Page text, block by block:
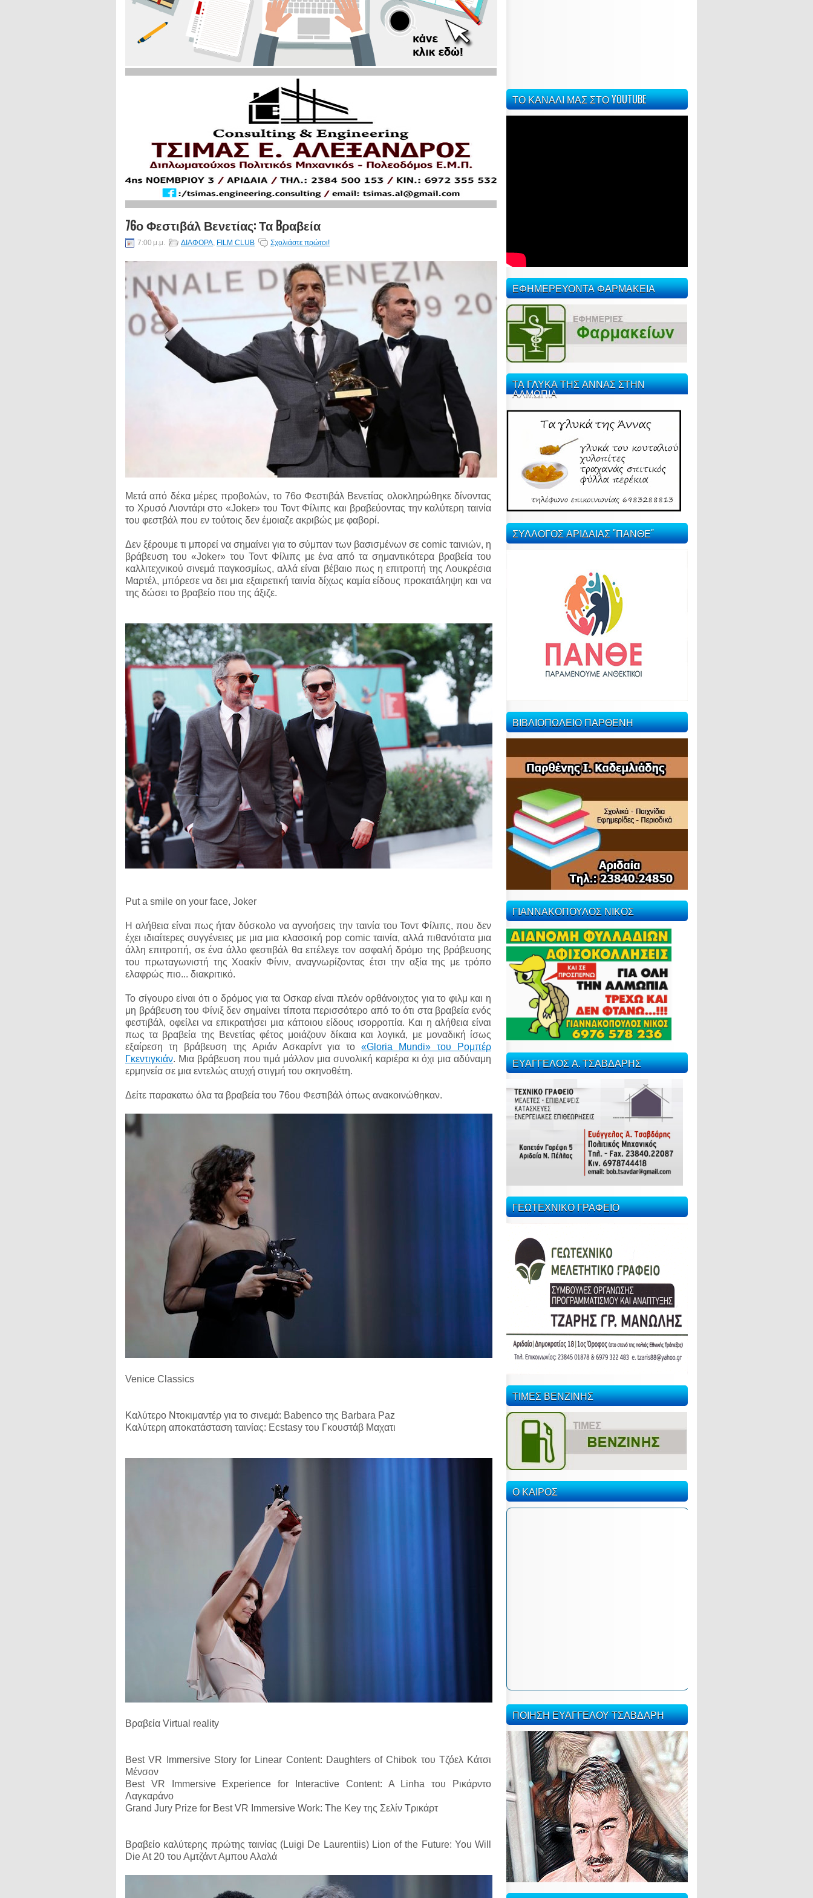
76ο Φεστιβάλ Βενετίας: Τα Bραβεία
7:00 μ.μ. ΔΙΑΦΟΡΑ, FILM CLUB Σχολιάστε πρώτοι!
Μετά από δέκα μέρες προβολών, το 76ο Φεστιβάλ Βενετίας ολοκληρώθηκε δίνοντας
το Χρυσό Λιοντάρι στο «Joker» του Τοντ Φίλιπς και βραβεύοντας την καλύτερη ταινία
του φεστβάλ που εν τούτοις δεν έμοιαζε ακριβώς με φαβορί.
Δεν ξέρουμε τι μπορεί να σημαίνει για το σύμπαν των βασισμένων σε comic ταινιών, η
βράβευση του «Joker» του Τοντ Φίλιπς με ένα από τα σημαντικότερα βραβεία του
καλλιτεχνικού σινεμά παγκοσμίως, αλλά είναι βέβαιο πως η επιτροπή της Λουκρέσια
Μαρτέλ, μπόρεσε να δει μια εξαιρετική ταινία δίχως καμία είδους προκατάληψη και να
της δώσει το βραβείο που της άξιζε.
Put a smile on your face, Joker
Η αλήθεια είναι πως ήταν δύσκολο να αγνοήσεις την ταινία του Τοντ Φίλιπς, που δεν
έχει ιδιαίτερες συγγένειες με μια μια κλασσική pop comic ταινία, αλλά πιθανότατα μια
άλλη επιτροπή, σε ένα άλλο φεστιβάλ θα επέλεγε τον ασφαλή δρόμο της βράβευσης
του πρωταγωνιστή της Χοακίν Φίνιν, αναγνωρίζοντας έτσι την αξία της με τρόπο
ελαφρώς πιο... διακριτικό.
Το σίγουρο είναι ότι ο δρόμος για τα Οσκαρ είναι πλεόν ορθάνοιχτος για το φιλμ και η
μη βράβευση του Φίνιξ δεν σημαίνει τίποτα περισσότερο από το ότι στα βραβεία ενός
φεστιβάλ, οφείλει να επικρατήσει μια κάποιου είδους ισορροπία. Και η αλήθεια είναι
πως τα βραβεία της Βενετίας φέτος μοιάζουν δίκαια και λογικά, με μοναδική ίσως
εξαίρεση τη βράβευση της Αριάν Ασκαρίντ για το«Gloria Mundi» του Ρομπέρ
Γκεντιγκιάν. Μια βράβευση που τιμά μάλλον μια συνολική καριέρα κι όχι μια αδύναμη
ερμηνεία σε μια εντελώς ατυχή στιγμή του σκηνοθέτη.
Δείτε παρακατω όλα τα βραβεία του 76ου Φεστιβάλ όπως ανακοινώθηκαν.
Venice Classics
Καλύτερο Ντοκιμαντέρ για το σινεμά: Babenco της Barbara Paz
Καλύτερη αποκατάσταση ταινίας: Ecstasy του Γκουστάβ Μαχατι
Βραβεία Virtual reality
Best VR Immersive Story for Linear Content: Daughters of Chibok του Τζόελ Κάτσι
Μένσον
Best VR Immersive Experience for Interactive Content: A Linha του Ρικάρντο
Λαγκαράνο
Grand Jury Prize for Best VR Immersive Work: The Key της Σελίν Τρικάρτ
Βραβείο καλύτερης πρώτης ταινίας (Luigi De Laurentiis) Lion of the Future: You Will
Die At 20 του Αμτζάντ Αμπου Αλαλά
ΤΟ ΚΑΝΑΛΙ ΜΑΣ ΣΤΟ YOUTUBE
ΕΦΗΜΕΡΕΥΟΝΤΑ ΦΑΡΜΑΚΕΙΑ
ΤΑ ΓΛΥΚΑ ΤΗΣ ΑΝΝΑΣ ΣΤΗΝ
ΑΛΜΩΠΙΑ
ΣΥΛΛΟΓΟΣ ΑΡΙΔΑΙΑΣ "ΠΑΝΘΕ"
ΒΙΒΛΙΟΠΩΛΕΙΟ ΠΑΡΘΕΝΗ
ΓΙΑΝΝΑΚΟΠΟΥΛΟΣ ΝΙΚΟΣ
ΕΥΑΓΓΕΛΟΣ Α. ΤΣΑΒΔΑΡΗΣ
ΓΕΩΤΕΧΝΙΚΟ ΓΡΑΦΕΙΟ
ΤΙΜΕΣ ΒΕΝΖΙΝΗΣ
Ο ΚΑΙΡΟΣ
ΠΟΙΗΣΗ ΕΥΑΓΓΕΛΟΥ ΤΣΑΒΔΑΡΗ